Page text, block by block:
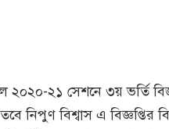
২১ সেশনে ৩য় ভর্তি
তবে নিপুণ বিশ্বাস এ